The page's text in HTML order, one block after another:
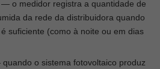
— o medidor registra a quantidade de
da rede da distribuidora quando
suficiente (como à noite ou em dias
o sistema fotovoltaico produz